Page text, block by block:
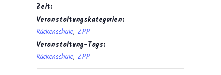
Zeit:
Veranstaltungskategorien:
Rückenschule, ZPP
Veranstaltung-Tags:
Rückenschule, ZPP